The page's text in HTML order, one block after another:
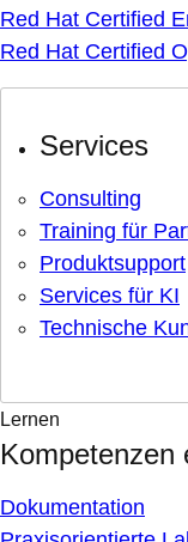
Red Hat Certified
Red Hat Certified
Services
Consulting
Training für
Produktsupport
Services für KI
Technische
Lernen
Kompetenzen
Dokumentation